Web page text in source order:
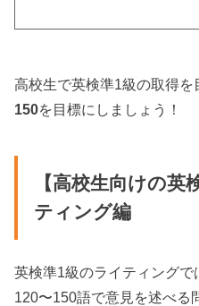
高校生で英検準1級の取得を
150を目標にしましょう！
【高校生向けの英
ティング編
英検準1級のライティング
120〜150語で意見を述べる